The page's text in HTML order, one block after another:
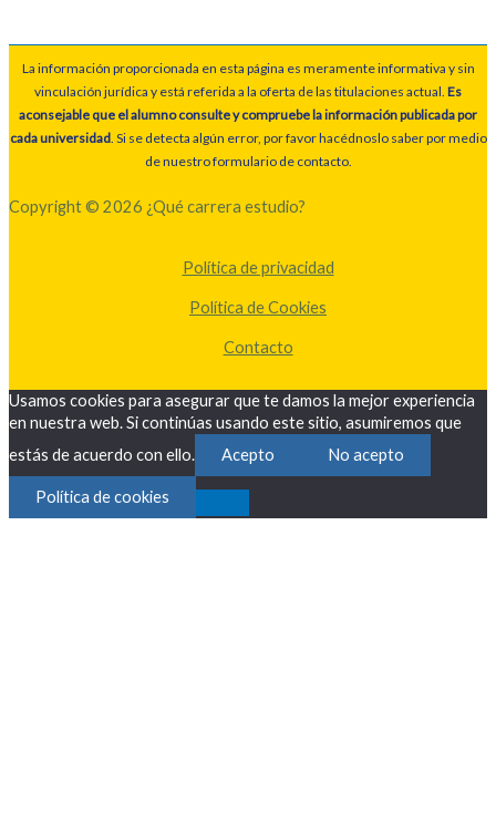
La información proporcionada en esta página es meramente informativa y sin
vinculación jurídica y está referida a la oferta de las titulaciones actual. Es
aconsejable que el alumno consulte y compruebe la información publicada por
cada universidad. Si se detecta algún error, por favor hacédnoslo saber por medio
de nuestro formulario de contacto.
Copyright © 2026 ¿Qué carrera estudio?
Política de privacidad
Política de Cookies
Contacto
Usamos cookies para asegurar que te damos la mejor experiencia
en nuestra web. Si continúas usando este sitio, asumiremos que
estás de acuerdo con ello.
Acepto No acepto
Política de cookies